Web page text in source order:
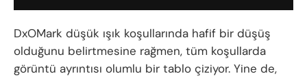
DxOMark düşük ışık koşullarında hafif bir düşüş
olduğunu belirtmesine rağmen, tüm koşullarda
görüntü ayrıntısı olumlu bir tablo çiziyor. Yine de,